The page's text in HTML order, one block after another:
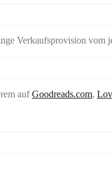
Verkaufsprovision vom
aufGoodreads.com,